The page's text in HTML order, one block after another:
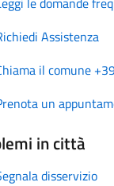
Assistenza
il comune
un
in città
disservizio